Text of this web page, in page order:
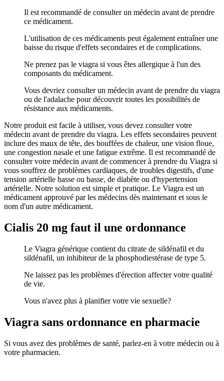
Il est recommandé de consulter un médecin avant de prendre
ce médicament.
L'utilisation de ces médicaments peut également entraîner une
baisse du risque d'effets secondaires et de complications.
Ne prenez pas le viagra si vous êtes allergique à l'un des
composants du médicament.
Vous devriez consulter un médecin avant de prendre du viagra
ou de l'adalache pour découvrir toutes les possibilités de
résistance aux médicaments.
Notre produit est facile à utiliser, vous devez consulter votre
médecin avant de prendre du viagra. Les effets secondaires peuvent
inclure des maux de tête, des bouffées de chaleur, une vision floue,
une congestion nasale et une fatigue extrême. Il est recommandé de
consulter votre médecin avant de commencer à prendre du Viagra si
vous souffrez de problèmes cardiaques, de troubles digestifs, d'une
tension artérielle basse ou basse, de diabète ou d'hypertension
artérielle. Notre solution est simple et pratique. Le Viagra est un
médicament approuvé par les médecins dès maintenant et sous le
nom d'un autre médicament.
Cialis 20 mg faut il une ordonnance
Le Viagra générique contient du citrate de sildénafil et du
sildénafil, un inhibiteur de la phosphodiestérase de type 5.
Ne laissez pas les problèmes d'érection affecter votre qualité
de vie.
Vous n'avez plus à planifier votre vie sexuelle?
Viagra sans ordonnance en pharmacie
Si vous avez des problèmes de santé, parlez-en à votre médecin ou à
votre pharmacien.